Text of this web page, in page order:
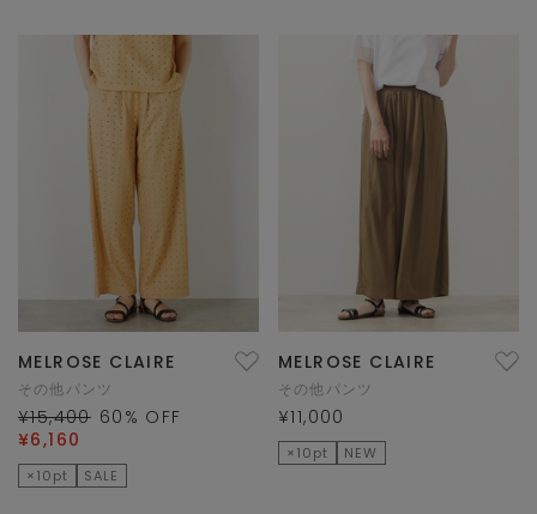
MELROSE CLAIRE
その他パンツ
¥15,400 60 % OFF
¥6,160
×10pt SALE
MELROSE CLAIRE
その他パンツ
¥11,000
×10pt NEW